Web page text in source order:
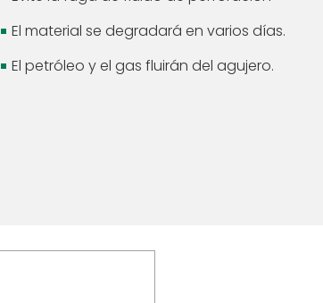
El material se degradará en varios días.
El petróleo y el gas fluirán del agujero.